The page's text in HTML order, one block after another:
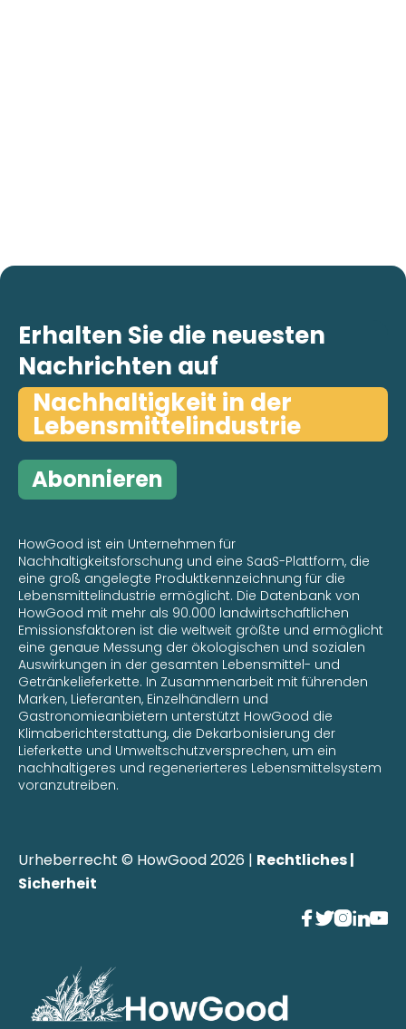
Erhalten Sie die neuesten
Nachrichten auf
Nachhaltigkeit in der
Lebensmittelindustrie
Abonnieren
HowGood ist ein Unternehmen für
Nachhaltigkeitsforschung und eine SaaS-Plattform, die
eine groß angelegte Produktkennzeichnung für die
Lebensmittelindustrie ermöglicht. Die Datenbank von
HowGood mit mehr als 90.000 landwirtschaftlichen
Emissionsfaktoren ist die weltweit größte und ermöglicht
eine genaue Messung der ökologischen und sozialen
Auswirkungen in der gesamten Lebensmittel- und
Getränkelieferkette. In Zusammenarbeit mit führenden
Marken, Lieferanten, Einzelhändlern und
Gastronomieanbietern unterstützt HowGood die
Klimaberichterstattung, die Dekarbonisierung der
Lieferkette und Umweltschutzversprechen, um ein
nachhaltigeres und regenerierteres Lebensmittelsystem
voranzutreiben.
Urheberrecht © HowGood 2026 | Rechtliches |
Sicherheit
